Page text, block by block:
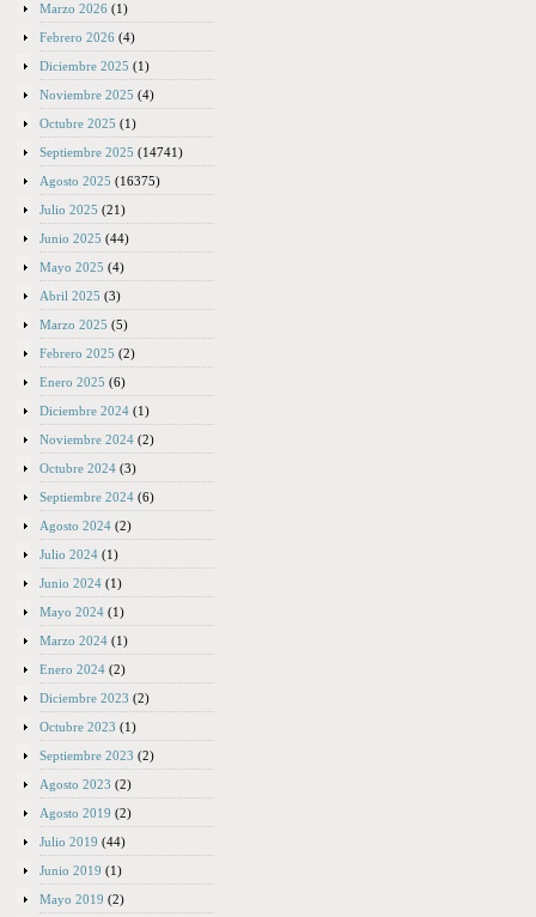
Marzo 2026 (1)
Febrero 2026 (4)
Diciembre 2025 (1)
Noviembre 2025 (4)
Octubre 2025 (1)
Septiembre 2025 (14741)
Agosto 2025 (16375)
Julio 2025 (21)
Junio 2025 (44)
Mayo 2025 (4)
Abril 2025 (3)
Marzo 2025 (5)
Febrero 2025 (2)
Enero 2025 (6)
Diciembre 2024 (1)
Noviembre 2024 (2)
Octubre 2024 (3)
Septiembre 2024 (6)
Agosto 2024 (2)
Julio 2024 (1)
Junio 2024 (1)
Mayo 2024 (1)
Marzo 2024 (1)
Enero 2024 (2)
Diciembre 2023 (2)
Octubre 2023 (1)
Septiembre 2023 (2)
Agosto 2023 (2)
Agosto 2019 (2)
Julio 2019 (44)
Junio 2019 (1)
Mayo 2019 (2)